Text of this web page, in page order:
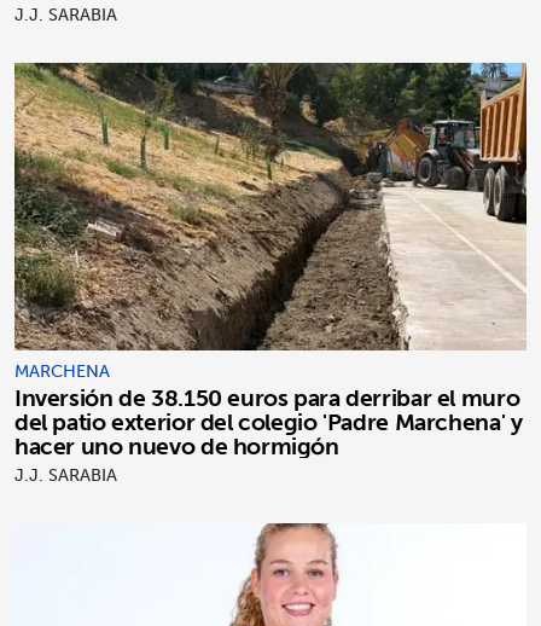
clientes
J.J. SARABIA
MARCHENA
Inversión de 38.150 euros para derribar el muro
del patio exterior del colegio 'Padre Marchena' y
hacer uno nuevo de hormigón
J.J. SARABIA